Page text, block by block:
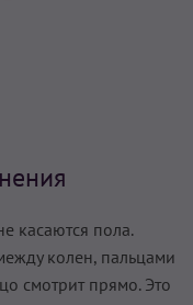
касаются пола.
колен, пальцами
смотрит прямо. Это